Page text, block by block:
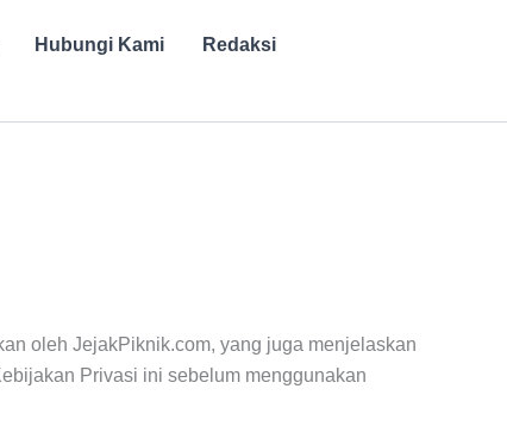
Hubungi Kami
Redaksi
oleh JejakPiknik.com, yang juga menjelaskan
Privasi ini sebelum menggunakan